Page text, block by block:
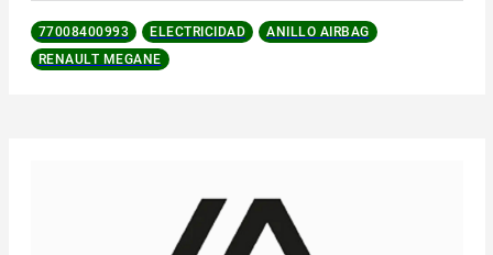
77008400993 ELECTRICIDAD
ANILLO AIRBAG
RENAULT MEGANE